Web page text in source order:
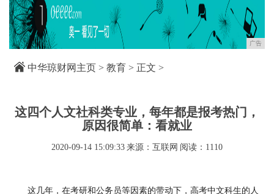
广告
中华琼财网主页 > 教育 > 正文 >
这四个人文社科类专业，每年都是报考热门，
原因很简单：看就业
2020-09-14 15:09:33 来源：互联网 阅读：1110
这几年，在考研和公务员等因素的带动下，高考中文科生的人